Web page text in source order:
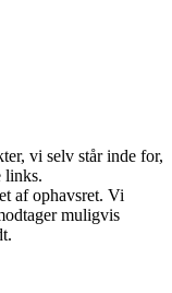
vi selv står inde for,
links.
af ophavsret. Vi
muligvis